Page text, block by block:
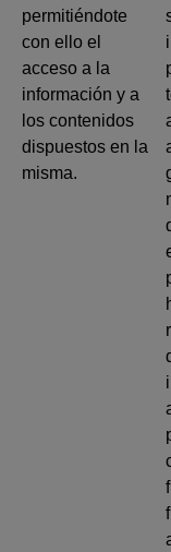
permitiéndote
con ello el
acceso a la
información y a
los contenidos
dispuestos en la
misma.